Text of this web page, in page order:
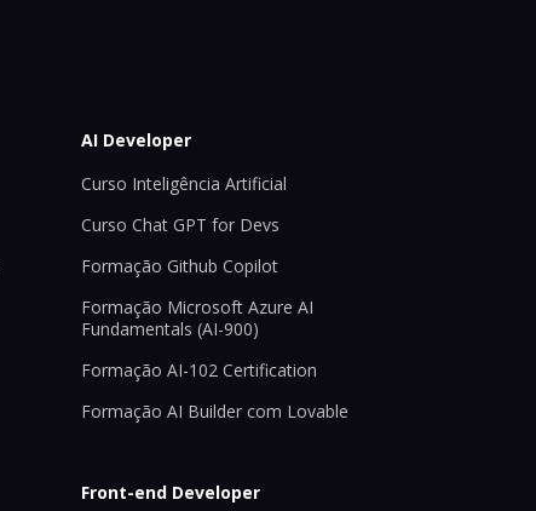
AI Developer
Curso Inteligência Artificial
Curso Chat GPT for Devs
Formação Github Copilot
Formação Microsoft Azure AI
Fundamentals (AI-900)
Formação AI-102 Certification
Formação AI Builder com Lovable
Front-end Developer